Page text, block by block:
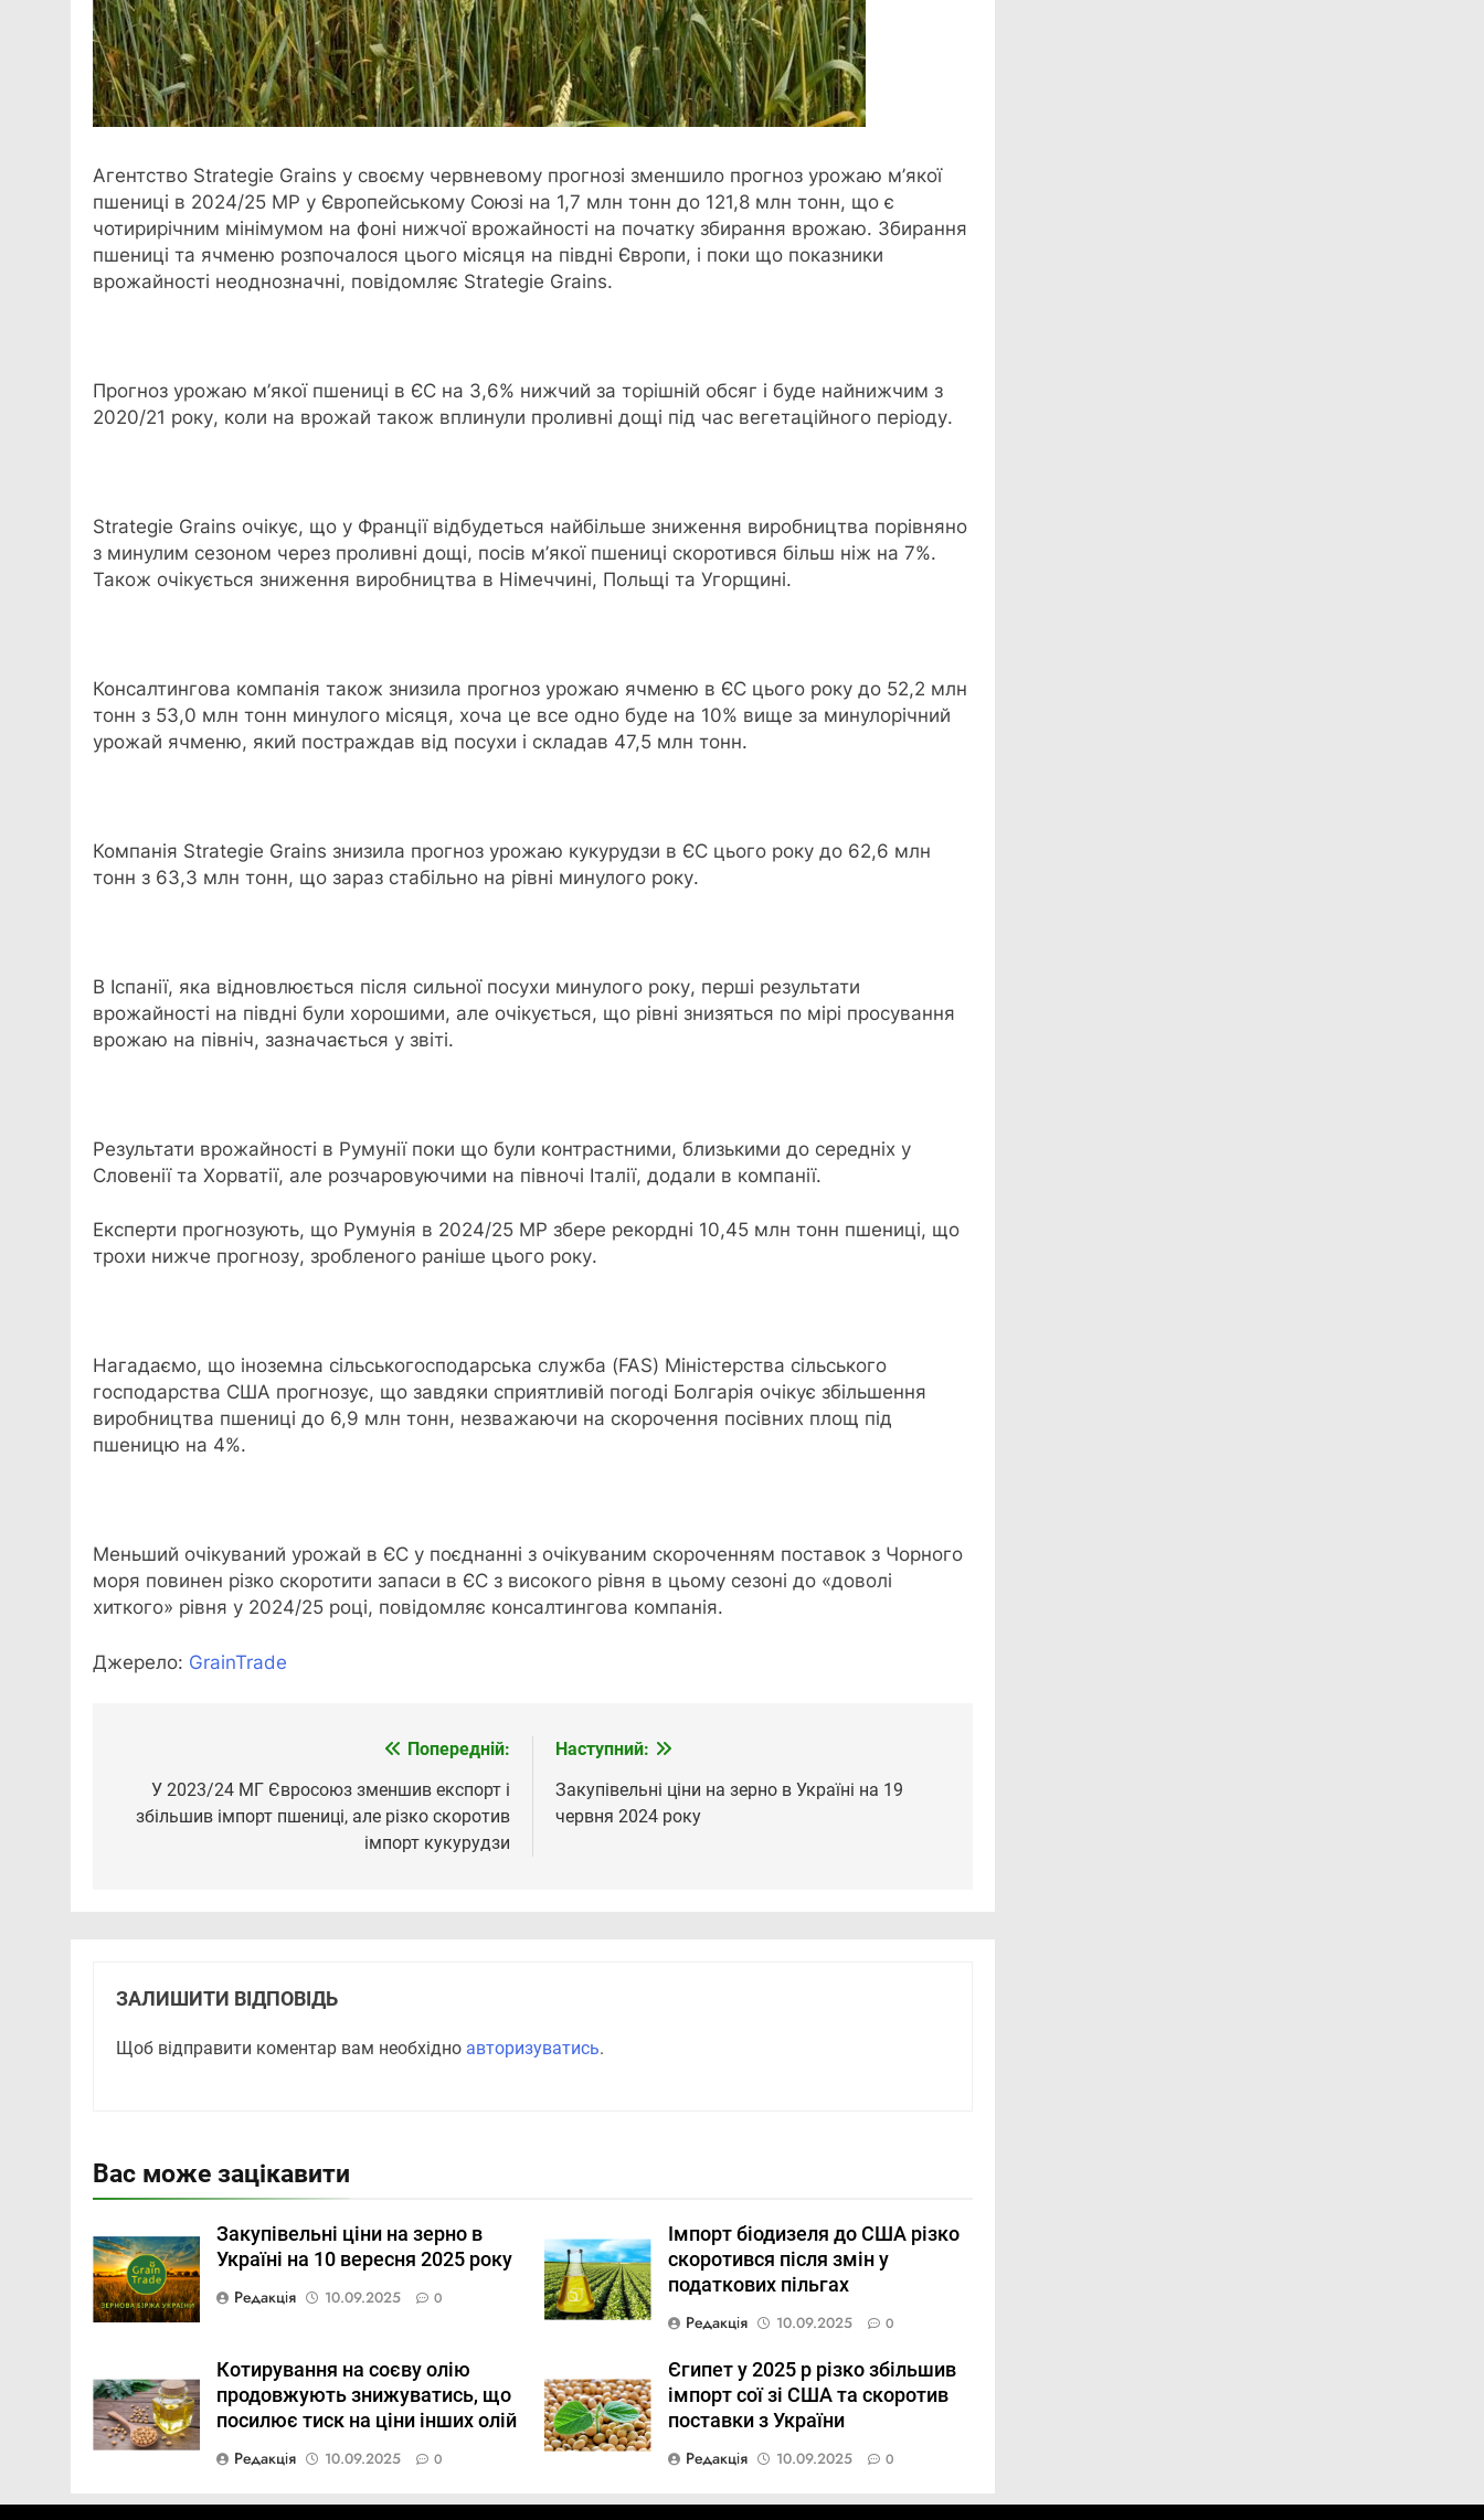
Агентство Strategie Grains у своєму червневому прогнозі зменшило прогноз урожаю м’якої
пшениці в 2024/25 МР у Європейському Союзі на 1,7 млн тонн до 121,8 млн тонн, що є
чотирирічним мінімумом на фоні нижчої врожайності на початку збирання врожаю. Збирання
пшениці та ячменю розпочалося цього місяця на півдні Європи, і поки що показники
врожайності неоднозначні, повідомляє Strategie Grains.
Прогноз урожаю м’якої пшениці в ЄС на 3,6% нижчий за торішній обсяг і буде найнижчим з
2020/21 року, коли на врожай також вплинули проливні дощі під час вегетаційного періоду.
Strategie Grains очікує, що у Франції відбудеться найбільше зниження виробництва порівняно
з минулим сезоном через проливні дощі, посів м’якої пшениці скоротився більш ніж на 7%.
Також очікується зниження виробництва в Німеччині, Польщі та Угорщині.
Консалтингова компанія також знизила прогноз урожаю ячменю в ЄС цього року до 52,2 млн
тонн з 53,0 млн тонн минулого місяця, хоча це все одно буде на 10% вище за минулорічний
урожай ячменю, який постраждав від посухи і складав 47,5 млн тонн.
Компанія Strategie Grains знизила прогноз урожаю кукурудзи в ЄС цього року до 62,6 млн
тонн з 63,3 млн тонн, що зараз стабільно на рівні минулого року.
В Іспанії, яка відновлюється після сильної посухи минулого року, перші результати
врожайності на півдні були хорошими, але очікується, що рівні знизяться по мірі просування
врожаю на північ, зазначається у звіті.
Результати врожайності в Румунії поки що були контрастними, близькими до середніх у
Словенії та Хорватії, але розчаровуючими на півночі Італії, додали в компанії.
Експерти прогнозують, що Румунія в 2024/25 МР збере рекордні 10,45 млн тонн пшениці, що
трохи нижче прогнозу, зробленого раніше цього року.
Нагадаємо, що іноземна сільськогосподарська служба (FAS) Міністерства сільського
господарства США прогнозує, що завдяки сприятливій погоді Болгарія очікує збільшення
виробництва пшениці до 6,9 млн тонн, незважаючи на скорочення посівних площ під
пшеницю на 4%.
Меньший очікуваний урожай в ЄС у поєднанні з очікуваним скороченням поставок з Чорного
моря повинен різко скоротити запаси в ЄС з високого рівня в цьому сезоні до «доволі
хиткого» рівня у 2024/25 році, повідомляє консалтингова компанія.
Джерело: GrainTrade
записів
Попередній:
У 2023/24 МГ Євросоюз зменшив експорт і
збільшив імпорт пшениці, але різко скоротив
імпорт кукурудзи
Наступний:
Закупівельні ціни на зерно в Україні на 19
червня 2024 року
ЗАЛИШИТИ ВІДПОВІДЬ
Щоб відправити коментар вам необхідно авторизуватись.
Вас може зацікавити
Закупівельні ціни на зерно в
Україні на 10 вересня 2025 року
Редакція
10.09.2025 0
Імпорт біодизеля до США різко
скоротився після змін у
податкових пільгах
Редакція
10.09.2025 0
Котирування на соєву олію
продовжують знижуватись, що
посилює тиск на ціни інших олій
Редакція
10.09.2025 0
Єгипет у 2025 р різко збільшив
імпорт сої зі США та скоротив
поставки з України
Редакція
10.09.2025 0